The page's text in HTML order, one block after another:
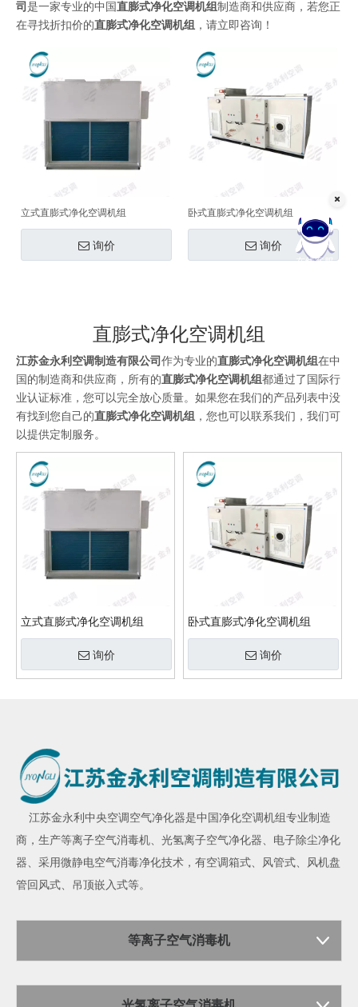
司 是一家专业的中国 直膨式净化空调机组制造商和供应商，若您正
在寻找折扣价的直膨式净化空调机组 ，请立即咨询！
立式直膨式净化空调机组
询价
卧式直膨式净化空调机组
询价
直膨式净化空调机组
江苏金永利空调制造有限公司 作为专业的直膨式净化空调机组在中
国的制造商和供应商，所有的直膨式净化空调机组都通过了国际行
业认证标准，您可以完全放心质量。如果您在我们的产品列表中没
有找到您自己的直膨式净化空调机组 ，您也可以联系我们，我们可
以提供定制服务。
立式直膨式净化空调机组
询价
卧式直膨式净化空调机组
询价
江苏金永利 中央空调空气净化器是中国净化空调机组专业制造
商，生产等离子空气消毒机、 光氢离子空气净化器、 电子除尘净化
器、采用微静电空气消毒净化技术，有空调箱式、风管式、风机盘
管回风式、吊顶嵌入式等。
等离子空气消毒机
在线客服